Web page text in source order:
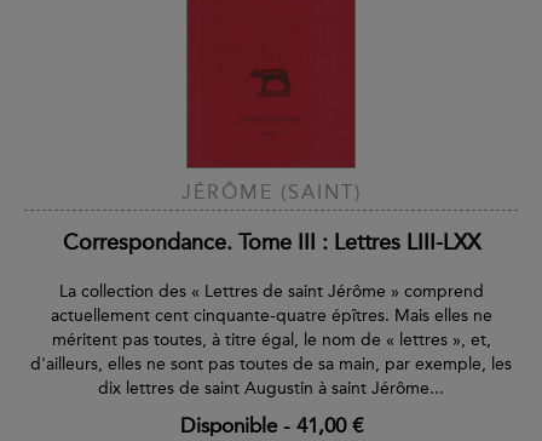
JÉRÔME (SAINT)
Correspondance. Tome III : Lettres LIII-LXX
La collection des « Lettres de saint Jérôme » comprend
actuellement cent cinquante-quatre épîtres. Mais elles ne
méritent pas toutes, à titre égal, le nom de « lettres », et,
d'ailleurs, elles ne sont pas toutes de sa main, par exemple, les
dix lettres de saint Augustin à saint Jérôme...
Disponible- 41,00 €